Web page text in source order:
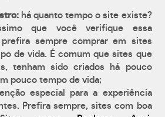
há quanto tempo o site existe?
que você verifique essa
sempre comprar em sites
de vida. É comum que sites que
tenham sido criados há pouco
pouco tempo de vida;
especial para a experiência
Prefira sempre, sites com boa